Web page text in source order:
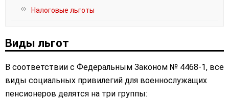
Налоговые льготы
Виды льгот
В соответствии с Федеральным Законом № 4468-1, все
виды социальных привилегий для военнослужащих
пенсионеров делятся на три группы: